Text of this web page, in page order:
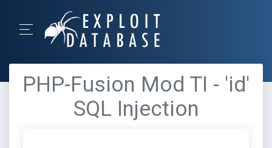
PHP-Fusion Mod TI - 'id'
SQL Injection